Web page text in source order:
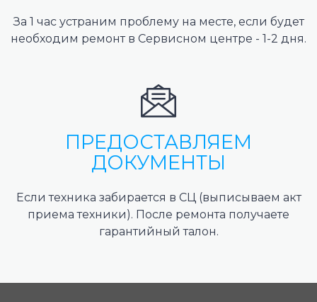
За 1 час устраним проблему на месте, если будет
необходим ремонт в Сервисном центре - 1-2 дня.
ПРЕДОСТАВЛЯЕМ
ДОКУМЕНТЫ
Если техника забирается в СЦ (выписываем акт
приема техники). После ремонта получаете
гарантийный талон.